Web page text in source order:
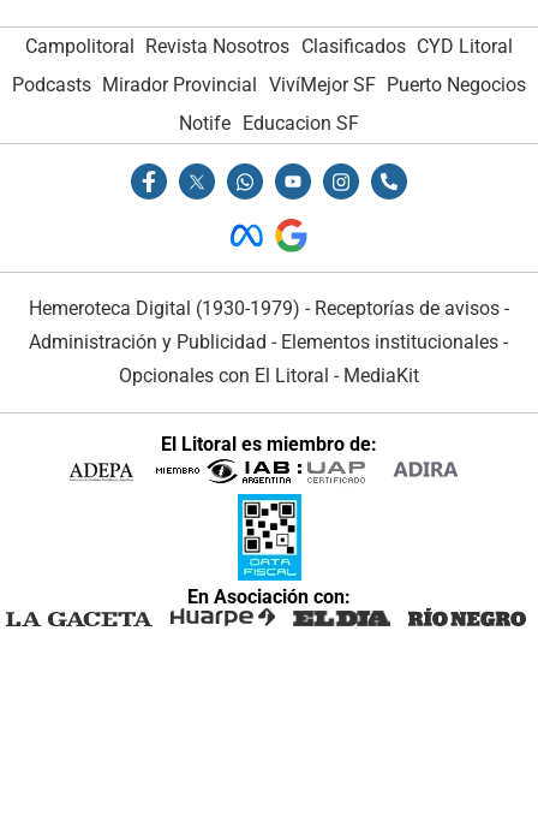
Campolitoral Revista Nosotros Clasificados CYD Litoral
Podcasts Mirador Provincial VivíMejor SF Puerto Negocios
Notife Educacion SF
Hemeroteca Digital (1930-1979) - Receptorías de avisos -
Administración y Publicidad - Elementos institucionales -
Opcionales con El Litoral - MediaKit
El Litoral es miembro de:
En Asociación con: